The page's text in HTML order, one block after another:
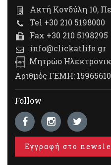
Ακτή Κονδύλη 10,
Tel +30 210 5198000
Fax +30 210 5198295
info@clickatlife.gr
Μητρώο
Αριθμός ΓΕΜΗ:
Follow
Εγγραφή στο